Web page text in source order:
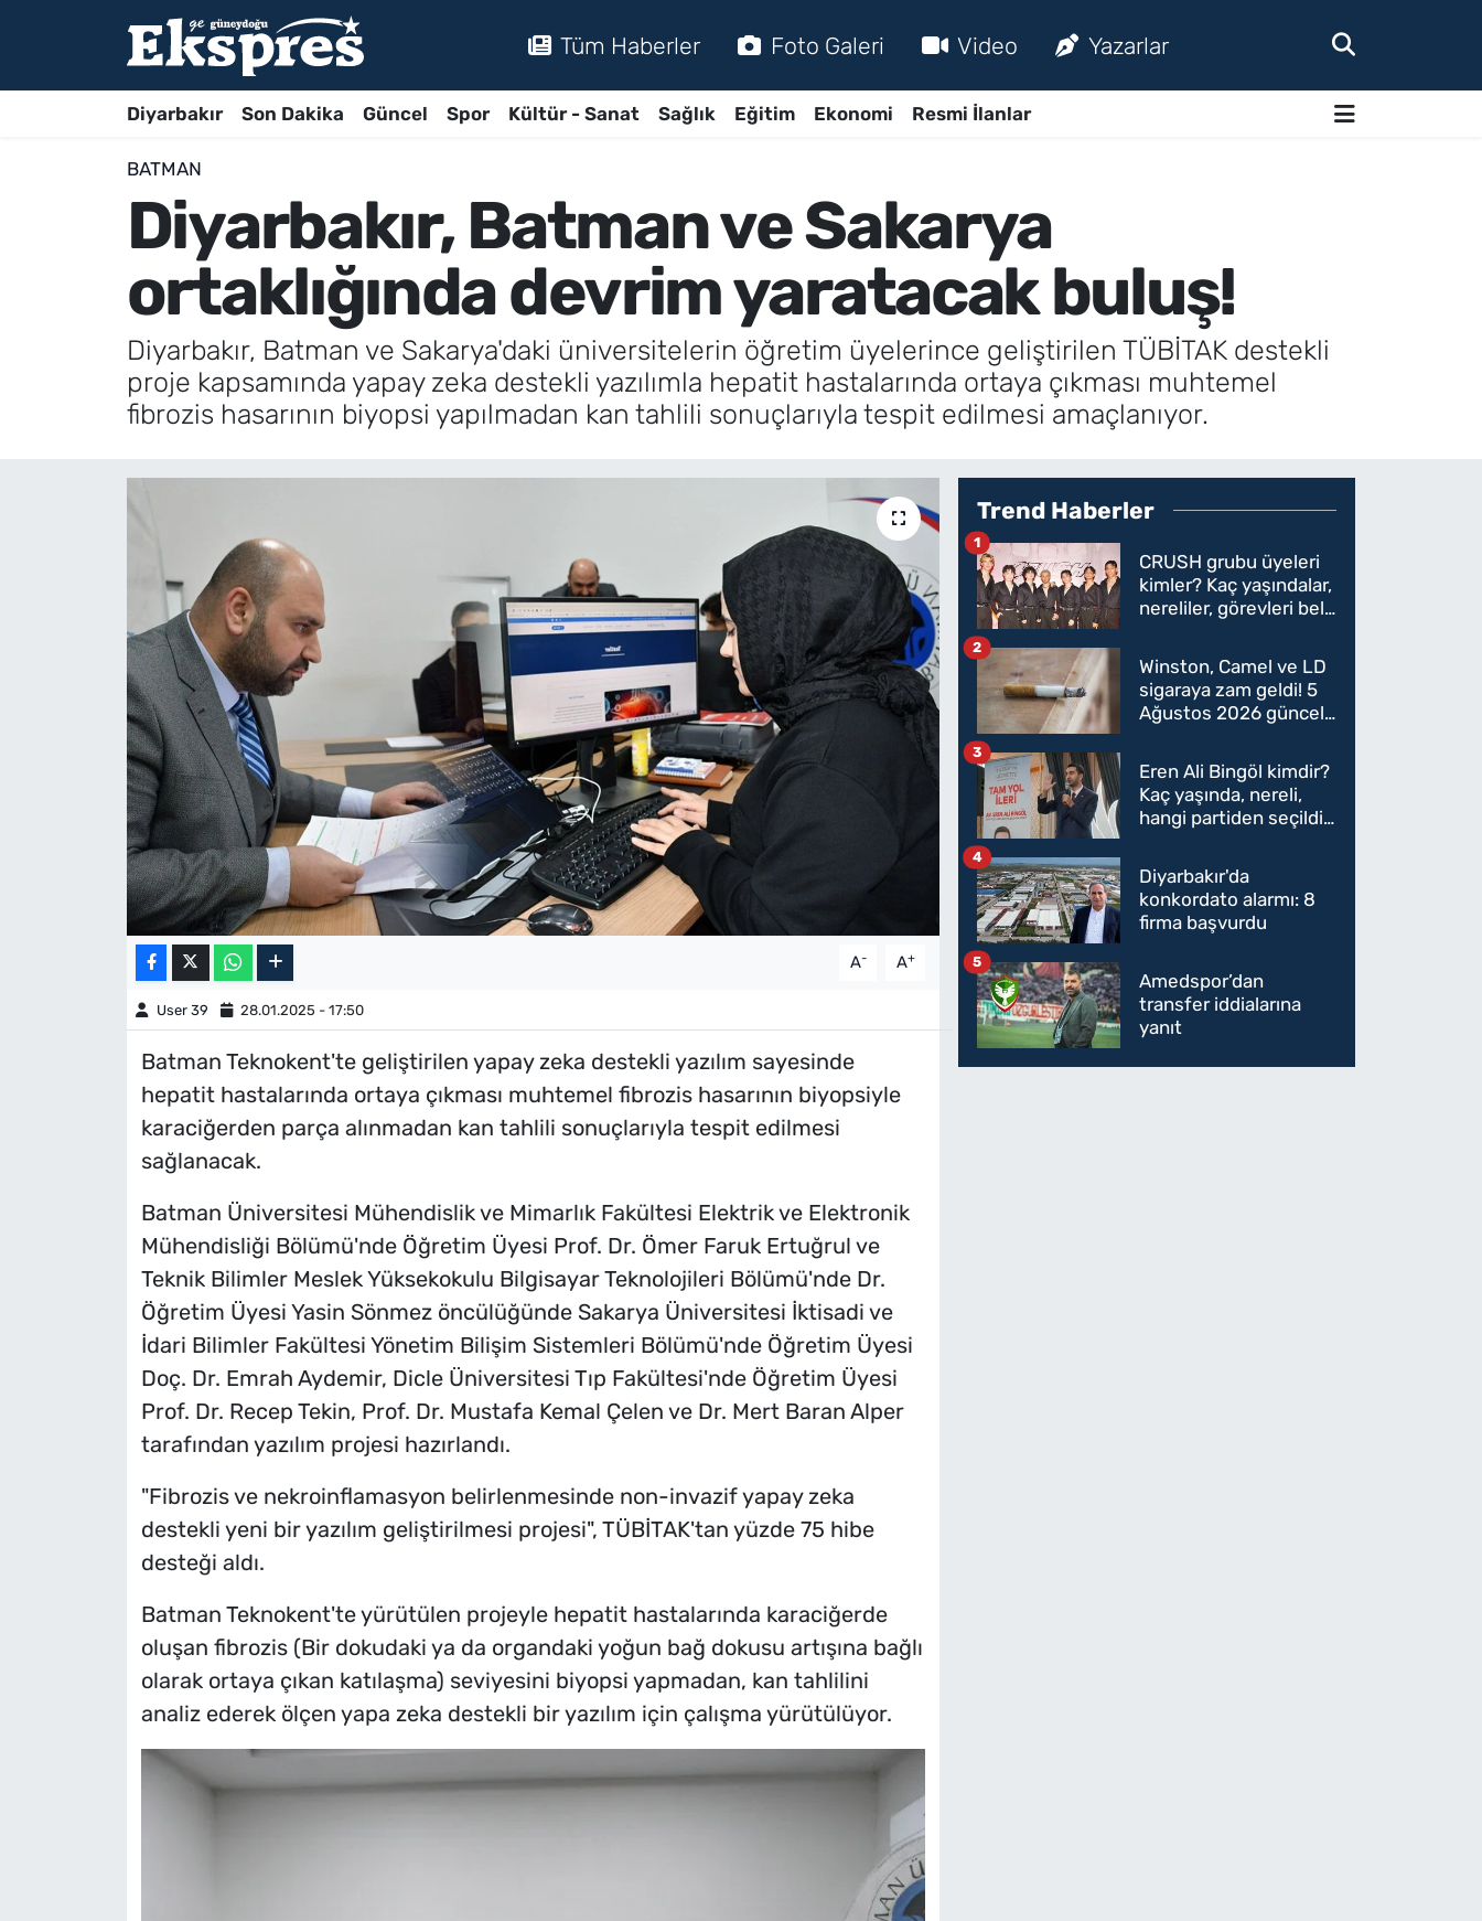
Tüm Haberler Foto Galeri Video Yazarlar
Diyarbakır Son Dakika Güncel Spor Kültür - Sanat Sağlık Eğitim Ekonomi Resmi İlanlar
BATMAN
Diyarbakır, Batman ve Sakarya
ortaklığında devrim yaratacak buluş!
Diyarbakır, Batman ve Sakarya'daki üniversitelerin öğretim üyelerince geliştirilen TÜBİTAK destekli
proje kapsamında yapay zeka destekli yazılımla hepatit hastalarında ortaya çıkması muhtemel
fibrozis hasarının biyopsi yapılmadan kan tahlili sonuçlarıyla tespit edilmesi amaçlanıyor.
A- A+
User 39 28.01.2025 - 17:50
Batman Teknokent'te geliştirilen yapay zeka destekli yazılım sayesinde
hepatit hastalarında ortaya çıkması muhtemel fibrozis hasarının biyopsiyle
karaciğerden parça alınmadan kan tahlili sonuçlarıyla tespit edilmesi
sağlanacak.
Batman Üniversitesi Mühendislik ve Mimarlık Fakültesi Elektrik ve Elektronik
Mühendisliği Bölümü'nde Öğretim Üyesi Prof. Dr. Ömer Faruk Ertuğrul ve
Teknik Bilimler Meslek Yüksekokulu Bilgisayar Teknolojileri Bölümü'nde Dr.
Öğretim Üyesi Yasin Sönmez öncülüğünde Sakarya Üniversitesi İktisadi ve
İdari Bilimler Fakültesi Yönetim Bilişim Sistemleri Bölümü'nde Öğretim Üyesi
Doç. Dr. Emrah Aydemir, Dicle Üniversitesi Tıp Fakültesi'nde Öğretim Üyesi
Prof. Dr. Recep Tekin, Prof. Dr. Mustafa Kemal Çelen ve Dr. Mert Baran Alper
tarafından yazılım projesi hazırlandı.
"Fibrozis ve nekroinflamasyon belirlenmesinde non-invazif yapay zeka
destekli yeni bir yazılım geliştirilmesi projesi", TÜBİTAK'tan yüzde 75 hibe
desteği aldı.
Batman Teknokent'te yürütülen projeyle hepatit hastalarında karaciğerde
oluşan fibrozis (Bir dokudaki ya da organdaki yoğun bağ dokusu artışına bağlı
olarak ortaya çıkan katılaşma) seviyesini biyopsi yapmadan, kan tahlilini
analiz ederek ölçen yapa zeka destekli bir yazılım için çalışma yürütülüyor.
Trend Haberler
CRUSH grubu üyeleri
kimler? Kaç yaşındalar,
nereliler, görevleri belli
1
Winston, Camel ve LD
sigaraya zam geldi! 5
Ağustos 2026 güncel
oldu
2
Eren Ali Bingöl kimdir?
Kaç yaşında, nereli,
hangi partiden seçildi?
Parti'ye mi geçecek?
3
Diyarbakır'da
konkordato alarmı: 8
firma başvurdu
4
Amedspor’dan
transfer iddialarına
yanıt
5